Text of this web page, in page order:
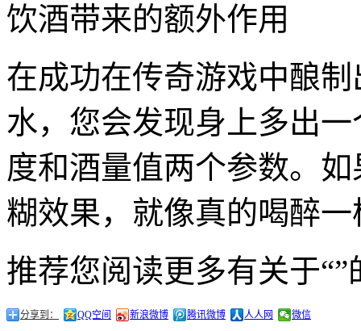
饮酒带来的额外作用
在成功在传奇游戏中酿
水，您会发现身上多出
度和酒量值两个参数。
糊效果，就像真的喝醉一
推荐您阅读更多有关于“”
分享到： QQ空间 新浪微博 腾讯微博 人人网 微信